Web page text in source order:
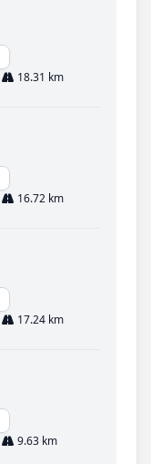
18.31 km
16.72 km
17.24 km
9.63 km